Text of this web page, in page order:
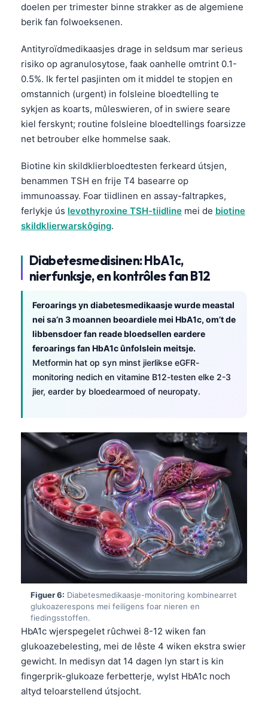
doelen per trimester binne strakker as de algemiene
berik fan folwoeksenen.
Antityroïdmedikaasjes drage in seldsum mar serieus
risiko op agranulosytose, faak oanhelle omtrint 0.1-
0.5%. Ik fertel pasjinten om it middel te stopjen en
omstannich (urgent) in folsleine bloedtelling te
sykjen as koarts, mûleswieren, of in swiere seare
kiel ferskynt; routine folsleine bloedtellings foarsizze
net betrouber elke hommelse saak.
Biotine kin skildklierbloedtesten ferkeard útsjen,
benammen TSH en frije T4 basearre op
immunoassay. Foar tiidlinen en assay-faltrapkes,
ferlykje ús levothyroxine TSH-tiidline mei de biotine
skildklierwarskôging.
Diabetesmedisinen: HbA1c,
nierfunksje, en kontrôles fan B12
Feroarings yn diabetesmedikaasje wurde meastal
nei sa’n 3 moannen beoardiele mei HbA1c, om’t de
libbensdoer fan reade bloedsellen eardere
feroarings fan HbA1c ûnfolslein meitsje.
Metformin hat op syn minst jierlikse eGFR-
monitoring nedich en vitamine B12-testen elke 2-3
jier, earder by bloedearmoed of neuropaty.
Figuer 6: Diabetesmedikaasje-monitoring kombinearret
glukoazerespons mei feiligens foar nieren en
fiedingsstoffen.
HbA1c wjerspegelet rûchwei 8-12 wiken fan
glukoazebelesting, mei de lêste 4 wiken ekstra swier
gewicht. In medisyn dat 14 dagen lyn start is kin
fingerprik-glukoaze ferbetterje, wylst HbA1c noch
altyd teloarstellend útsjocht.
Slovenščina
Magyar
Shqip
বাংলা
اردو
తెలుగు
தமிழ்
ગુજરાતી
ಕನ್ನಡ
മലയാളം
Bahasa Melayu
Tiếng Việt
ဗမာစာ
Kiswahili
አማርኛ
Українська
Català
Suomi
Hrvatski
Slovenčina
كوردی‎
සිංහල
অসমীয়া
Galego
Latviešu valoda
Euskara